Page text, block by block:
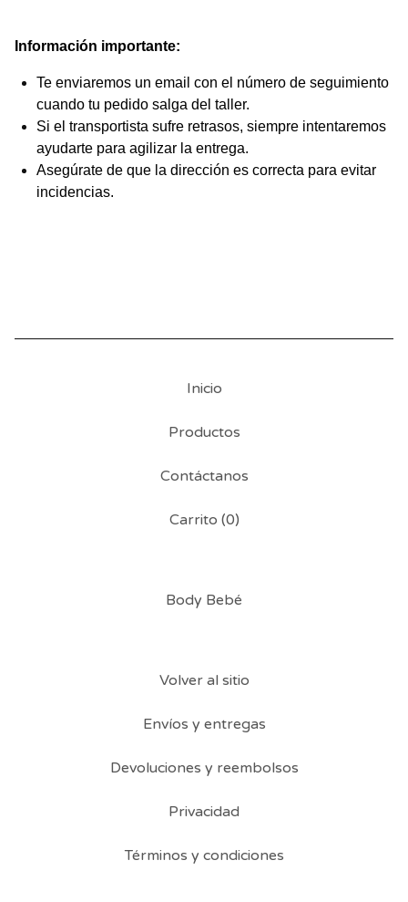
Información importante:
Te enviaremos un email con el número de seguimiento
cuando tu pedido salga del taller.
Si el transportista sufre retrasos, siempre intentaremos
ayudarte para agilizar la entrega.
Asegúrate de que la dirección es correcta para evitar
incidencias.
Inicio
Productos
Contáctanos
Carrito (0)
Body Bebé
Volver al sitio
Envíos y entregas
Devoluciones y reembolsos
Privacidad
Términos y condiciones